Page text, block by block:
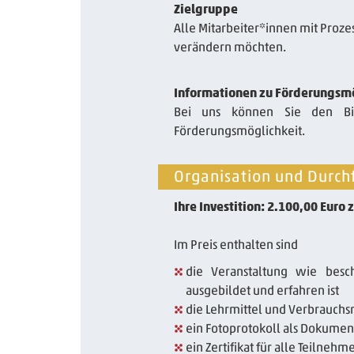
Zielgruppe
Alle Mitarbeiter*innen mit
verändern möchten.
Informationen zu
Bei uns können Sie den
Förderungsmöglichkeit.
Organisation und
Ihre Investition: 2.100,00 Euro
Im Preis enthalten sind
die Veranstaltung wie
ausgebildet und erfahren ist
die Lehrmittel und
ein Fotoprotokoll als
ein Zertifikat für alle